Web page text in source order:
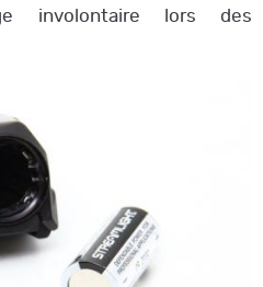
involontaire lors des